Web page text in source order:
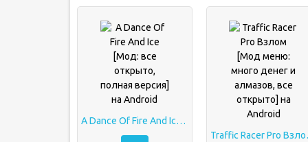
A Dance Of Fire And Ice [Мод: все открыто, полная версия] на Android
Traffic